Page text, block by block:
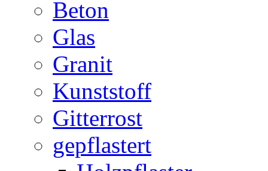
Beton
Glas
Granit
Kunststoff
Gitterrost
gepflastert